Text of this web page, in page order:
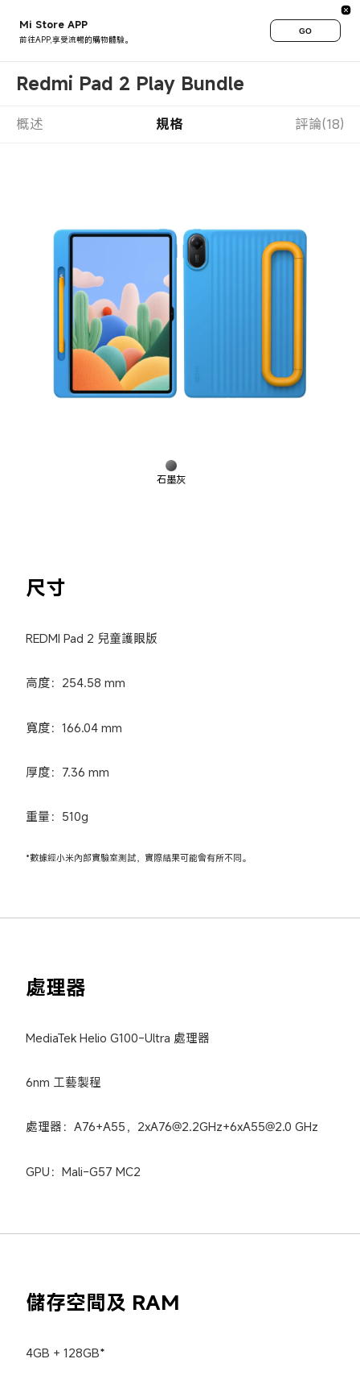
Mi Store APP
前往APP,享受流暢的購物體驗。
GO
Redmi Pad 2 Play Bundle
概述 規格 評論(18)
石墨灰
尺寸
REDMI Pad 2 兒童護眼版
高度：254.58 mm
寬度：166.04 mm
厚度：7.36 mm
重量：510g
*數據經小米內部實驗室測試，實際結果可能會有所不同。
處理器
MediaTek Helio G100-Ultra 處理器
6nm 工藝製程
處理器：A76+A55，2xA76@2.2GHz+6xA55@2.0 GHz
GPU：Mali-G57 MC2
儲存空間及 RAM
4GB + 128GB*